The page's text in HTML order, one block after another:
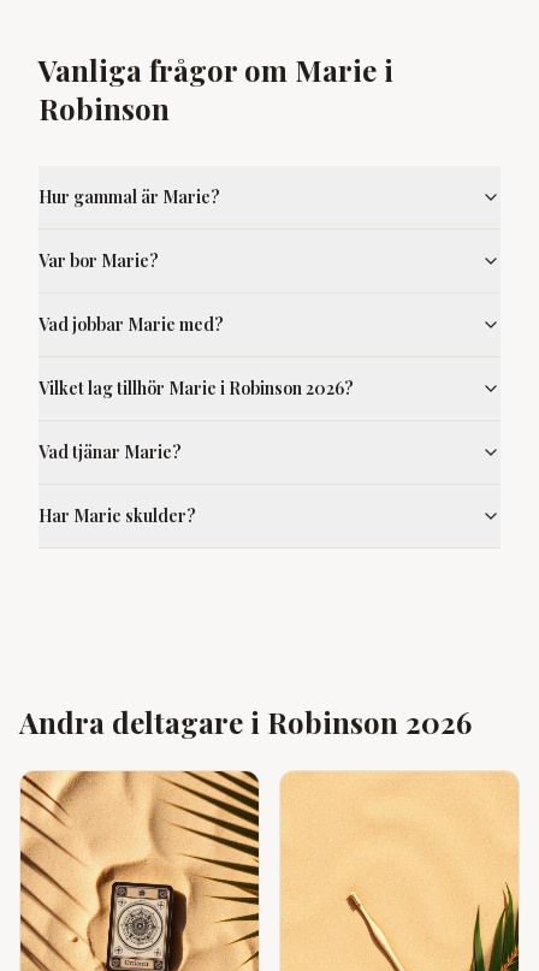
Vanliga frågor om Marie i
Robinson
Hur gammal är Marie?
Var bor Marie?
Vad jobbar Marie med?
Vilket lag tillhör Marie i Robinson 2026?
Vad tjänar Marie?
Har Marie skulder?
Andra deltagare i Robinson 2026